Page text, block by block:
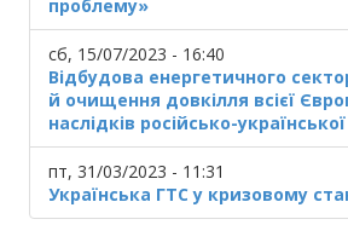
проблему»
сб, 15/07/2023 - 16:40
Відбудова енергетичного
й очищення довкілля всієї
наслідків російсько-
пт, 31/03/2023 - 11:31
Українська ГТС у кризовому